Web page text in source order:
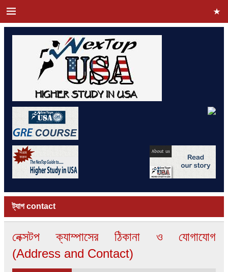
ট্যাগcontact
নেক্সটপ ক্যাম্পাসের ঠিকানা ও যোগাযোগ
(Address and Contact)